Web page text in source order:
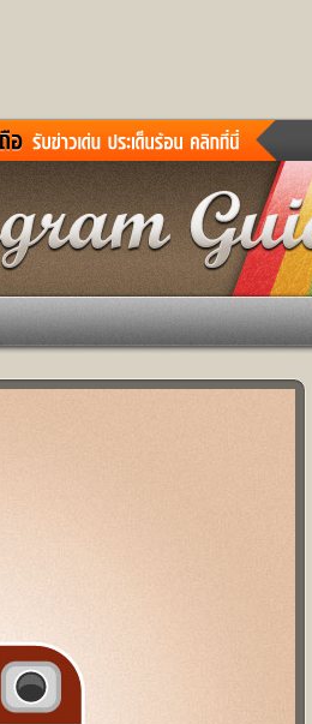
ข่าวสั้น
หนังใหม่
หมากรุกไทย
ทำนายฝัน
ผลบอล